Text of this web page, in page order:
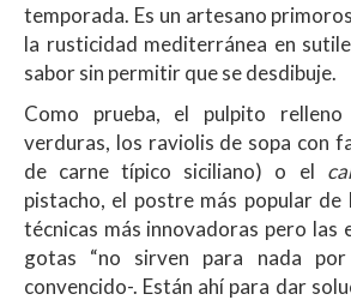
temporada. Es un artesano
la rusticidad mediterránea en
sabor sin permitir que se desdibuje.
Como prueba, el pulpito
verduras, los raviolis de sopa con
de carne típico siciliano) o el
pistacho, el postre más popular de
técnicas más innovadoras pero las
gotas “no sirven para nada
convencido-. Están ahí para dar